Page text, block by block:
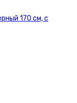
170 см, с